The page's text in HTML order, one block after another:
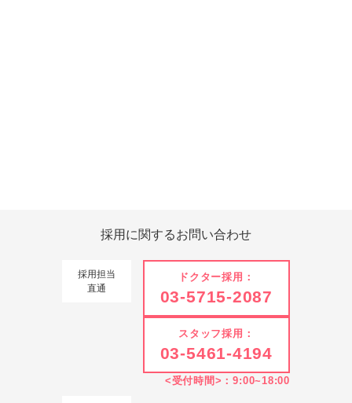
採用に関するお問い合わせ
採用担当
直通
ドクター採用：
03-5715-2087
スタッフ採用：
03-5461-4194
<受付時間>：9:00~18:00